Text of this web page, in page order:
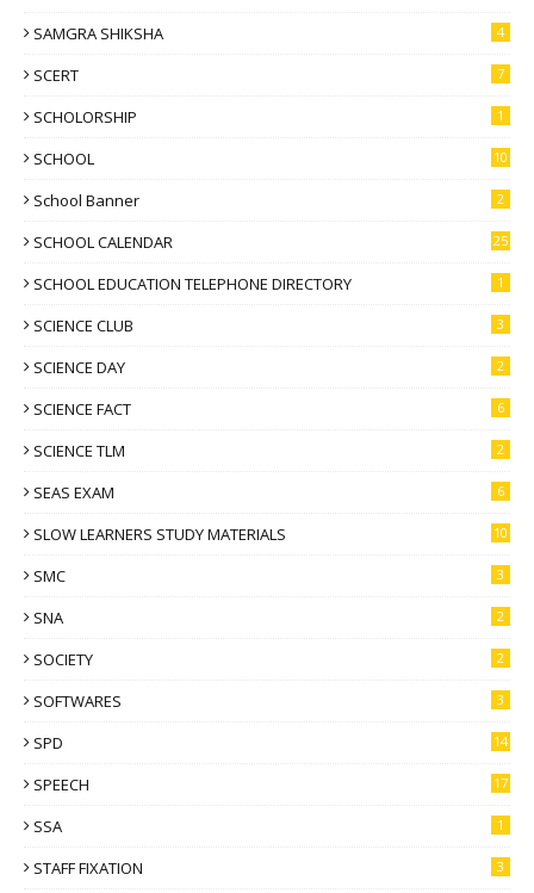
SAMGRA SHIKSHA 4
SCERT 7
SCHOLORSHIP 1
SCHOOL 10
School Banner 2
SCHOOL CALENDAR 25
SCHOOL EDUCATION TELEPHONE DIRECTORY 1
SCIENCE CLUB 3
SCIENCE DAY 2
SCIENCE FACT 6
SCIENCE TLM 2
SEAS EXAM 6
SLOW LEARNERS STUDY MATERIALS 10
SMC 3
SNA 2
SOCIETY 2
SOFTWARES 3
SPD 14
SPEECH 17
SSA 1
STAFF FIXATION 3